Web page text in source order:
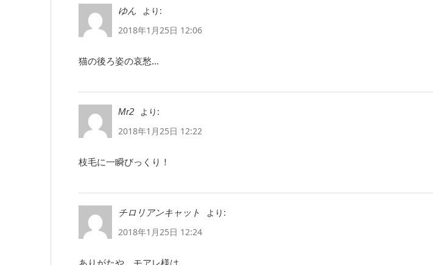
ゆん
より:
2018年1月25日 12:06
猫の後ろ姿の哀愁…
Mr2
より:
2018年1月25日 12:22
枝毛に一瞬びっくり！
チロリアンキャット
より:
2018年1月25日 12:24